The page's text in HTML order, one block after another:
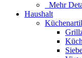
Mehr
Haushalt